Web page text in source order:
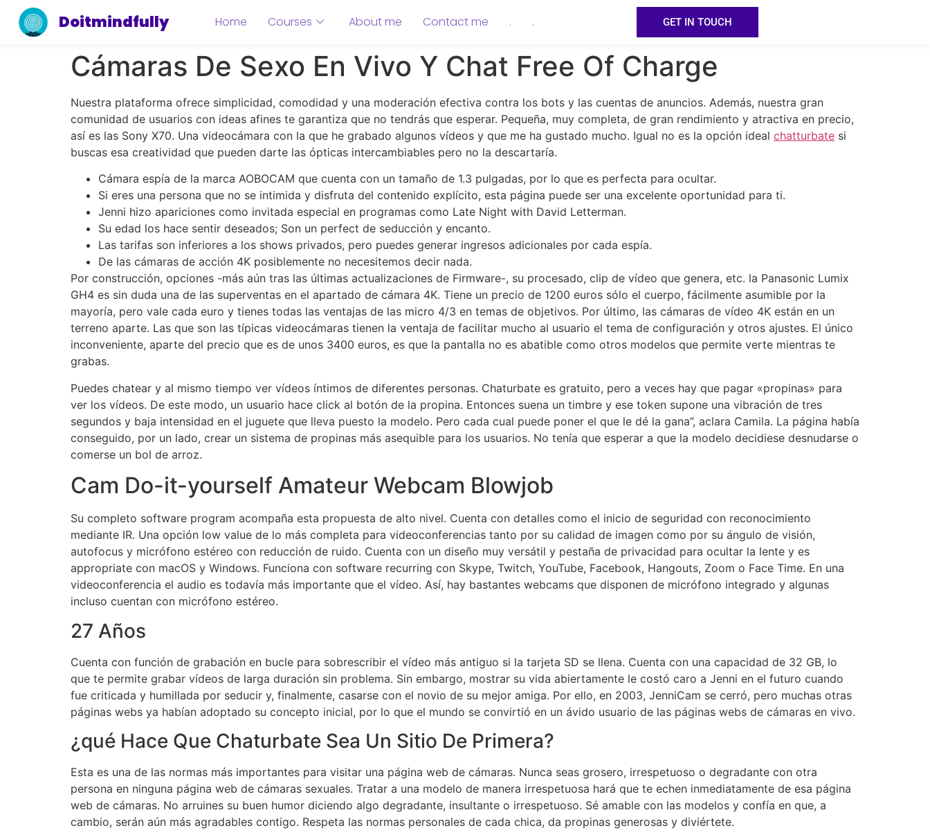
Doitmindfully Home Courses About me Contact me . . GET IN TOUCH
Cámaras De Sexo En Vivo Y Chat Free Of Charge
Nuestra plataforma ofrece simplicidad, comodidad y una moderación efectiva contra los bots y las cuentas de anuncios. Además, nuestra gran
comunidad de usuarios con ideas afines te garantiza que no tendrás que esperar. Pequeña, muy completa, de gran rendimiento y atractiva en precio,
así es las Sony X70. Una videocámara con la que he grabado algunos vídeos y que me ha gustado mucho. Igual no es la opción ideal chatturbate si
buscas esa creatividad que pueden darte las ópticas intercambiables pero no la descartaría.
Cámara espía de la marca AOBOCAM que cuenta con un tamaño de 1.3 pulgadas, por lo que es perfecta para ocultar.
Si eres una persona que no se intimida y disfruta del contenido explícito, esta página puede ser una excelente oportunidad para ti.
Jenni hizo apariciones como invitada especial en programas como Late Night with David Letterman.
Su edad los hace sentir deseados; Son un perfect de seducción y encanto.
Las tarifas son inferiores a los shows privados, pero puedes generar ingresos adicionales por cada espía.
De las cámaras de acción 4K posiblemente no necesitemos decir nada.
Por construcción, opciones -más aún tras las últimas actualizaciones de Firmware-, su procesado, clip de vídeo que genera, etc. la Panasonic Lumix
GH4 es sin duda una de las superventas en el apartado de cámara 4K. Tiene un precio de 1200 euros sólo el cuerpo, fácilmente asumible por la
mayoría, pero vale cada euro y tienes todas las ventajas de las micro 4/3 en temas de objetivos. Por último, las cámaras de vídeo 4K están en un
terreno aparte. Las que son las típicas videocámaras tienen la ventaja de facilitar mucho al usuario el tema de configuración y otros ajustes. El único
inconveniente, aparte del precio que es de unos 3400 euros, es que la pantalla no es abatible como otros modelos que permite verte mientras te
grabas.
Puedes chatear y al mismo tiempo ver vídeos íntimos de diferentes personas. Chaturbate es gratuito, pero a veces hay que pagar «propinas» para
ver los vídeos. De este modo, un usuario hace click al botón de la propina. Entonces suena un timbre y ese token supone una vibración de tres
segundos y baja intensidad en el juguete que lleva puesto la modelo. Pero cada cual puede poner el que le dé la gana”, aclara Camila. La página había
conseguido, por un lado, crear un sistema de propinas más asequible para los usuarios. No tenía que esperar a que la modelo decidiese desnudarse o
comerse un bol de arroz.
Cam Do-it-yourself Amateur Webcam Blowjob
Su completo software program acompaña esta propuesta de alto nivel. Cuenta con detalles como el inicio de seguridad con reconocimiento
mediante IR. Una opción low value de lo más completa para videoconferencias tanto por su calidad de imagen como por su ángulo de visión,
autofocus y micrófono estéreo con reducción de ruido. Cuenta con un diseño muy versátil y pestaña de privacidad para ocultar la lente y es
appropriate con macOS y Windows. Funciona con software recurring con Skype, Twitch, YouTube, Facebook, Hangouts, Zoom o Face Time. En una
videoconferencia el audio es todavía más importante que el vídeo. Así, hay bastantes webcams que disponen de micrófono integrado y algunas
incluso cuentan con micrófono estéreo.
27 Años
Cuenta con función de grabación en bucle para sobrescribir el vídeo más antiguo si la tarjeta SD se llena. Cuenta con una capacidad de 32 GB, lo
que te permite grabar vídeos de larga duración sin problema. Sin embargo, mostrar su vida abiertamente le costó caro a Jenni en el futuro cuando
fue criticada y humillada por seducir y, finalmente, casarse con el novio de su mejor amiga. Por ello, en 2003, JenniCam se cerró, pero muchas otras
páginas webs ya habían adoptado su concepto inicial, por lo que el mundo se convirtió en un ávido usuario de las páginas webs de cámaras en vivo.
¿qué Hace Que Chaturbate Sea Un Sitio De Primera?
Esta es una de las normas más importantes para visitar una página web de cámaras. Nunca seas grosero, irrespetuoso o degradante con otra
persona en ninguna página web de cámaras sexuales. Tratar a una modelo de manera irrespetuosa hará que te echen inmediatamente de esa página
web de cámaras. No arruines su buen humor diciendo algo degradante, insultante o irrespetuoso. Sé amable con las modelos y confía en que, a
cambio, serán aún más agradables contigo. Respeta las normas personales de cada chica, da propinas generosas y diviértete.